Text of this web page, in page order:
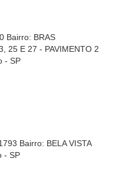
Bairro: BRAS
25 E 27 - PAVIMENTO 2
- SP
Bairro: BELA VISTA
- SP